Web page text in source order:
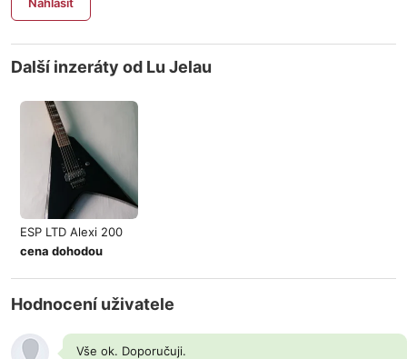
Další inzeráty od Lu Jelau
ESP LTD Alexi 200
cena dohodou
Hodnocení uživatele
Vše ok. Doporučuji.